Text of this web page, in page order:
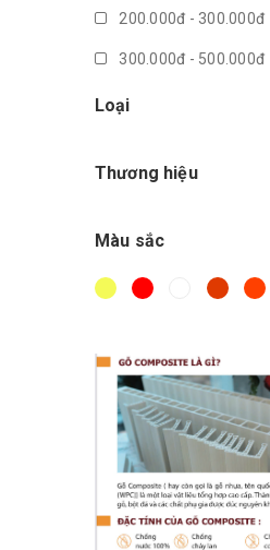
200.000đ - 300.000đ
300.000đ - 500.000đ
500.000đ - 1.000.000đ
Loại
Thương hiệu
Màu sắc